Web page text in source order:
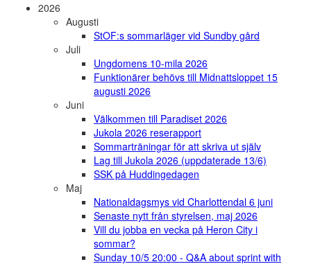
2026
Augusti
StOF:s sommarläger vid Sundby gård
Juli
Ungdomens 10-mila 2026
Funktionärer behövs till Midnattsloppet 15
augusti 2026
Juni
Välkommen till Paradiset 2026
Jukola 2026 reserapport
Sommarträningar för att skriva ut själv
Lag till Jukola 2026 (uppdaterade 13/6)
SSK på Huddingedagen
Maj
Nationaldagsmys vid Charlottendal 6 juni
Senaste nytt från styrelsen, maj 2026
Vill du jobba en vecka på Heron City i
sommar?
Sunday 10/5 20:00 - Q&A about sprint with